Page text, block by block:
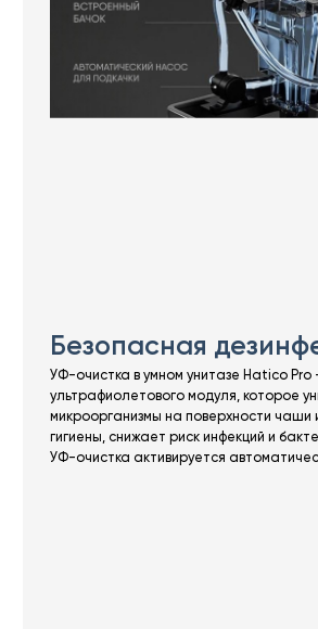
Безопасная
УФ-очистка в умном унитазе Hatico
ультрафиолетового модуля, которое
микроорганизмы на поверхности чаши
гигиены, снижает риск инфекций и
УФ-очистка активируется